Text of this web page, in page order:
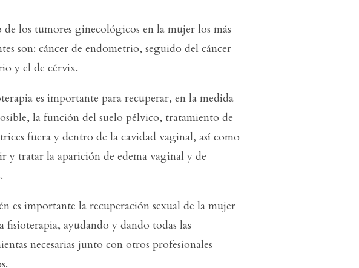
los tumores ginecológicos en la mujer los más
son: cáncer de endometrio, seguido del cáncer
y el de cérvix.
es importante para recuperar, en la medida
la función del suelo pélvico, tratamiento de
fuera y dentro de la cavidad vaginal, así como
y tratar la aparición de edema vaginal y de
es importante la recuperación sexual de la mujer
fisioterapia, ayudando y dando todas las
necesarias junto con otros profesionales